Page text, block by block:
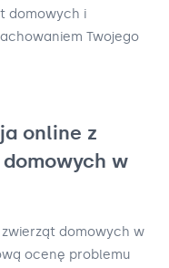
domowych i
Twojego
online z
w
domowych w
ocenę problemu